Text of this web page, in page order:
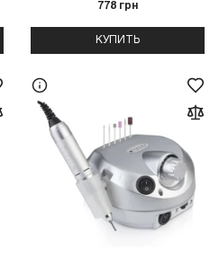
778 грн
КУПИТЬ